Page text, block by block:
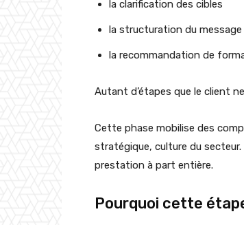
la clarification des cibles
la structuration du message
la recommandation de
Autant d’étapes que le client
Cette phase mobilise des
stratégique, culture du secteur.
prestation à part entière.
Pourquoi cette